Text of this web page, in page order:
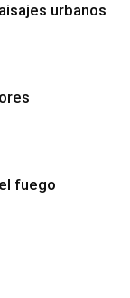
urbanos
fuego